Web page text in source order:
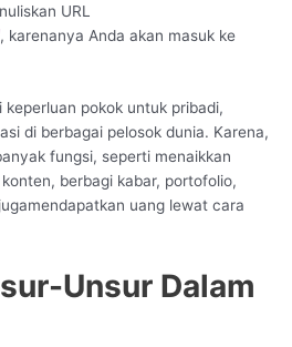
URL
, karenanya Anda akan masuk ke
pokok untuk pribadi,
di berbagai pelosok dunia. Karena,
fungsi, seperti menaikkan
berbagi kabar, portofolio,
uang lewat cara
Unsur Dalam